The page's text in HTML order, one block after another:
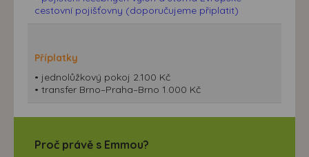
cestovní pojišťovny (doporučujeme připlatit)
Příplatky
• jednolůžkový pokoj 2.100 Kč
• transfer Brno–Praha–Brno 1.000 Kč
Proč právě s Emmou?
možná bezprostřední identifikace uživatele. Bez vyjádření